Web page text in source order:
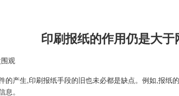
印刷报纸的作用仍是大于
观
产生,印刷报纸手段的旧也未必都是缺点。例如,报纸
。